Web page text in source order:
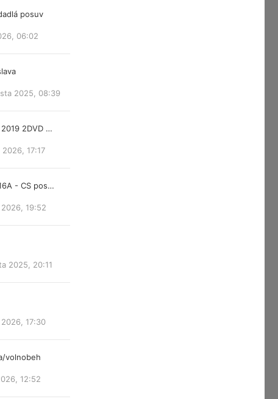
posuv
06:02
2025, 08:39
2DVD …
17:17
- CS pos…
19:52
2025, 20:11
17:30
volnobeh
12:52